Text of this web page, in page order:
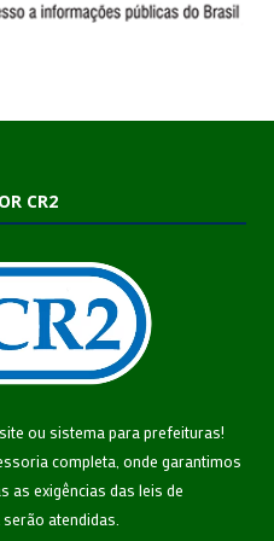
CR2
ou sistema para prefeituras!
completa, onde garantimos
as exigências das leis de
serão atendidas.